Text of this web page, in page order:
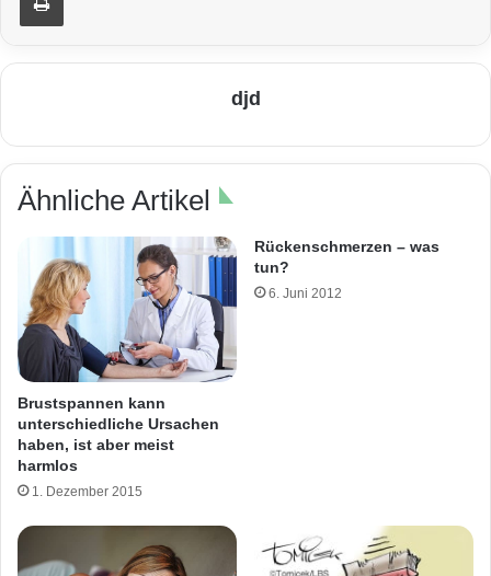
djd
Ähnliche Artikel
Brustspannen kann
unterschiedliche Ursachen
haben, ist aber meist
harmlos
1. Dezember 2015
Rückenschmerzen – was
tun?
6. Juni 2012